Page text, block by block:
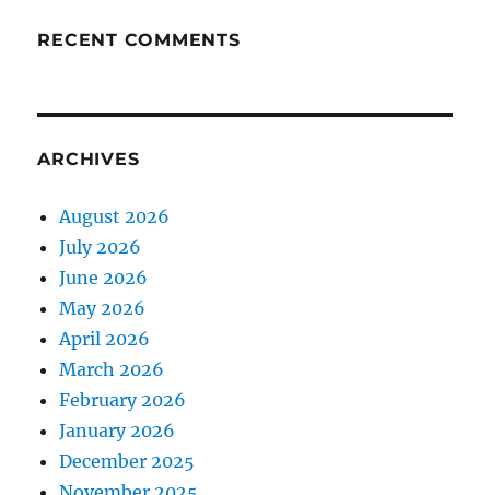
RECENT COMMENTS
ARCHIVES
August 2026
July 2026
June 2026
May 2026
April 2026
March 2026
February 2026
January 2026
December 2025